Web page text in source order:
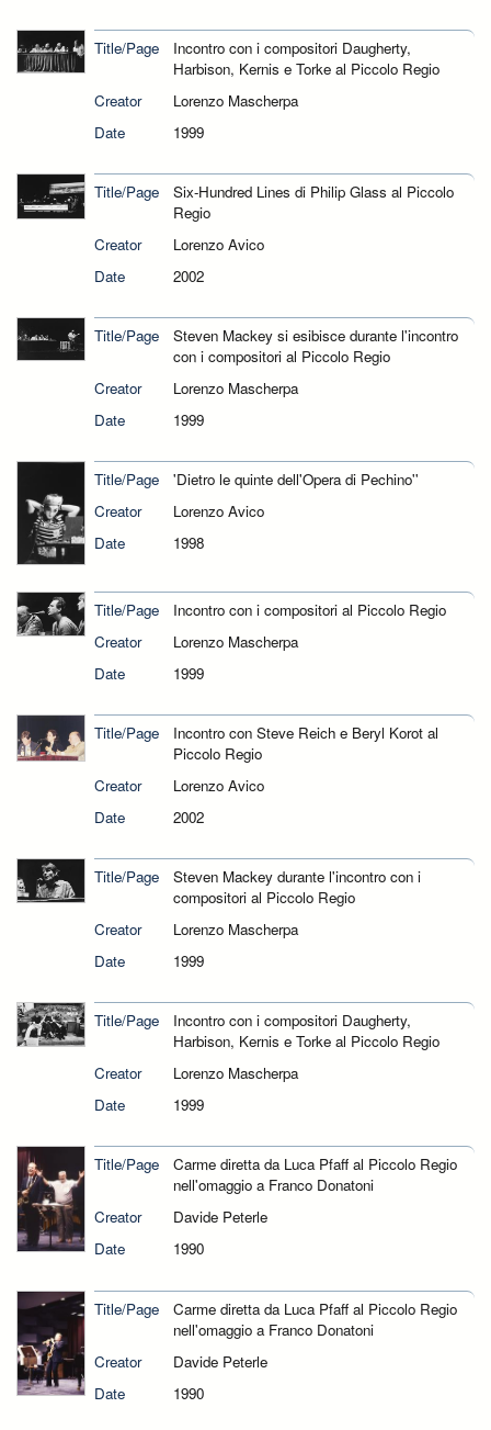
Title/Page
Incontro con i compositori Daugherty,
Harbison, Kernis e Torke al Piccolo Regio
Creator
Lorenzo Mascherpa
Date
1999
Title/Page
Six-Hundred Lines di Philip Glass al Piccolo
Regio
Creator
Lorenzo Avico
Date
2002
Title/Page
Steven Mackey si esibisce durante l'incontro
con i compositori al Piccolo Regio
Creator
Lorenzo Mascherpa
Date
1999
Title/Page
'Dietro le quinte dell'Opera di Pechino''
Creator
Lorenzo Avico
Date
1998
Title/Page
Incontro con i compositori al Piccolo Regio
Creator
Lorenzo Mascherpa
Date
1999
Title/Page
Incontro con Steve Reich e Beryl Korot al
Piccolo Regio
Creator
Lorenzo Avico
Date
2002
Title/Page
Steven Mackey durante l'incontro con i
compositori al Piccolo Regio
Creator
Lorenzo Mascherpa
Date
1999
Title/Page
Incontro con i compositori Daugherty,
Harbison, Kernis e Torke al Piccolo Regio
Creator
Lorenzo Mascherpa
Date
1999
Title/Page
Carme diretta da Luca Pfaff al Piccolo Regio
nell'omaggio a Franco Donatoni
Creator
Davide Peterle
Date
1990
Title/Page
Carme diretta da Luca Pfaff al Piccolo Regio
nell'omaggio a Franco Donatoni
Creator
Davide Peterle
Date
1990